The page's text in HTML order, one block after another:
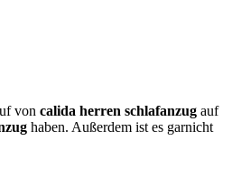
von calida herren schlafanzug auf
haben. Außerdem ist es garnicht